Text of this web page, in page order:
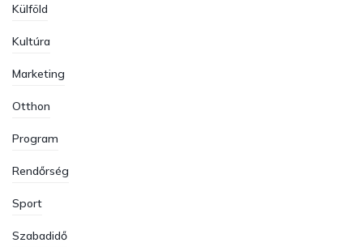
Külföld
Kultúra
Marketing
Otthon
Program
Rendőrség
Sport
Szabadidő